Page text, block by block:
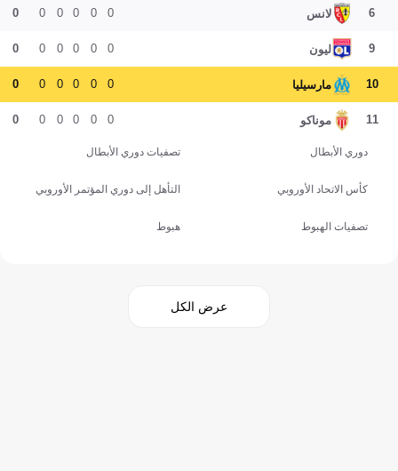
6 لانس 0
0
0
0
0
0
9 ليون 0
0
0
0
0
0
10 مارسيليا 0
0
0
0
0
0
11 موناكو 0
0
0
0
0
0
دوري الأبطال تصفيات دوري الأبطال
كأس الاتحاد الأوروبي التأهل إلى دوري المؤتمر الأوروبي
تصفيات الهبوط هبوط
عرض الكل